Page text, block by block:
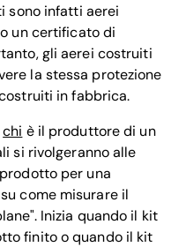
sono infatti aerei
un certificato di
gli aerei costruiti
la stessa protezione
in fabbrica.
chi è il produttore di un
si rivolgeranno alle
per una
come misurare il
Inizia quando il kit
finito o quando il kit